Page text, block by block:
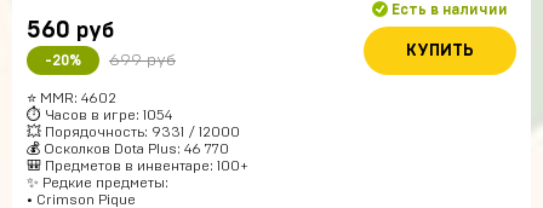
560 руб
-20% 699 руб
Есть в наличии
КУПИТЬ
⭐️ MMR: 4602
⏱ Часов в игре: 1054
💥 Порядочность: 9331 / 12000
💰 Осколков Dota Plus: 46 770
🎒 Предметов в инвентаре: 100+
✨ Редкие предметы:
• Crimson Pique